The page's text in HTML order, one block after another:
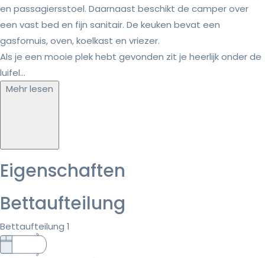
en passagiersstoel. Daarnaast beschikt de camper over
een vast bed en fijn sanitair. De keuken bevat een
gasfornuis, oven, koelkast en vriezer.
Als je een mooie plek hebt gevonden zit je heerlijk onder de
luifel...
Mehr lesen
Eigenschaften
Bettaufteilung
Bettaufteilung 1